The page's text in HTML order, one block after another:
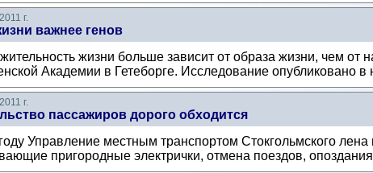
г.
важнее генов
жизни больше зависит от образа жизни, чем от
Академии в Гетеборге. Исследование опубликовано
г.
пассажиров дорого обходится
Управление местным транспортом Стокгольмского
пригородные электрички, отмена поездов,